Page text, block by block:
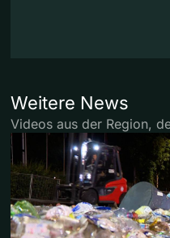
Weitere News
Videos aus der Region,